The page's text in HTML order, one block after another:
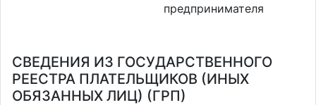
предпринимателя
СВЕДЕНИЯ ИЗ ГОСУДАРСТВЕННОГО
РЕЕСТРА ПЛАТЕЛЬЩИКОВ (ИНЫХ
ОБЯЗАННЫХ ЛИЦ) (ГРП)